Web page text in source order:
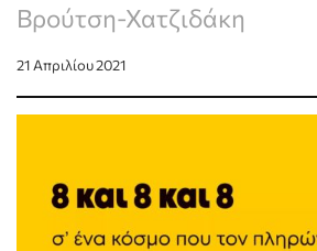
Βρούτση-Χατζιδάκη
21 Απριλίου 2021